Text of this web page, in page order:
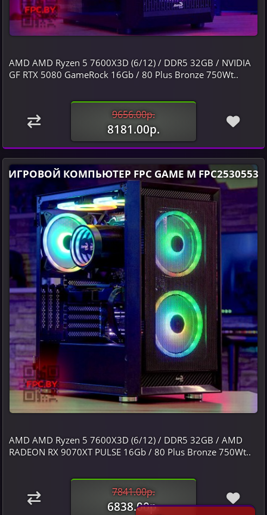
AMD AMD Ryzen 5 7600X3D (6/12) / DDR5 32GB / NVIDIA
GF RTX 5080 GameRock 16Gb / 80 Plus Bronze 750Wt..
9656.00р.
8181.00р.
ИГРОВОЙ КОМПЬЮТЕР FPC GAME M FPC2530553
AMD AMD Ryzen 5 7600X3D (6/12) / DDR5 32GB / AMD
RADEON RX 9070XT PULSE 16Gb / 80 Plus Bronze 750Wt..
7841.00р.
6838.00р.